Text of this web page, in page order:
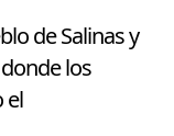
de Salinas y
los
el